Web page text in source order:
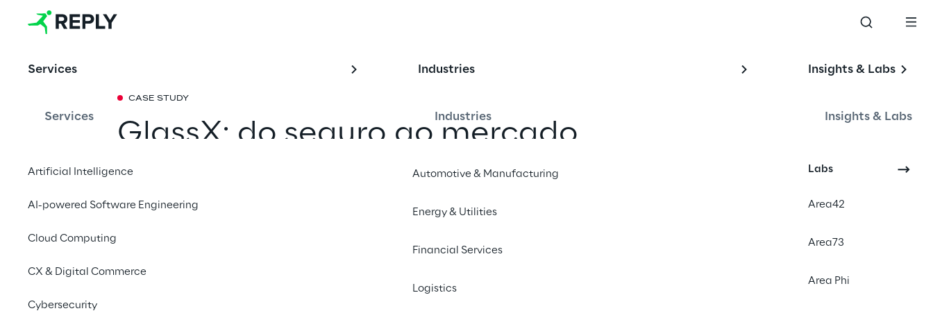
Services
Services
Artificial Intelligence
AI-powered Software Engineering
Cloud Computing
CX & Digital Commerce
Cybersecurity
Industries
Industries
Automotive & Manufacturing
Energy & Utilities
Financial Services
Logistics
Insights & Labs
Insights & Labs
Labs
Area42
Area73
Area Phi
CASE STUDY
GlassX: do seguro ao mercado
Ajudamos a criar e a desenvolver um novo site, com
para cotação de reparos e substituição de vidros
ao permitir que os clientes recebam um orçamento e